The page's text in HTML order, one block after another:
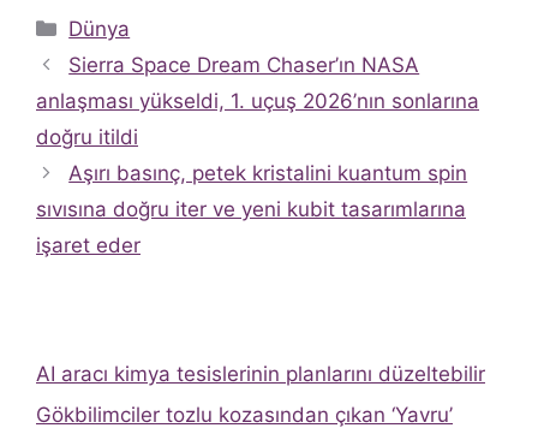
Kategoriler
Dünya
Sierra Space Dream Chaser’ın NASA
anlaşması yükseldi, 1. uçuş 2026’nın sonlarına
doğru itildi
Aşırı basınç, petek kristalini kuantum spin
sıvısına doğru iter ve yeni kubit tasarımlarına
işaret eder
AI aracı kimya tesislerinin planlarını düzeltebilir
Gökbilimciler tozlu kozasından çıkan ‘Yavru’